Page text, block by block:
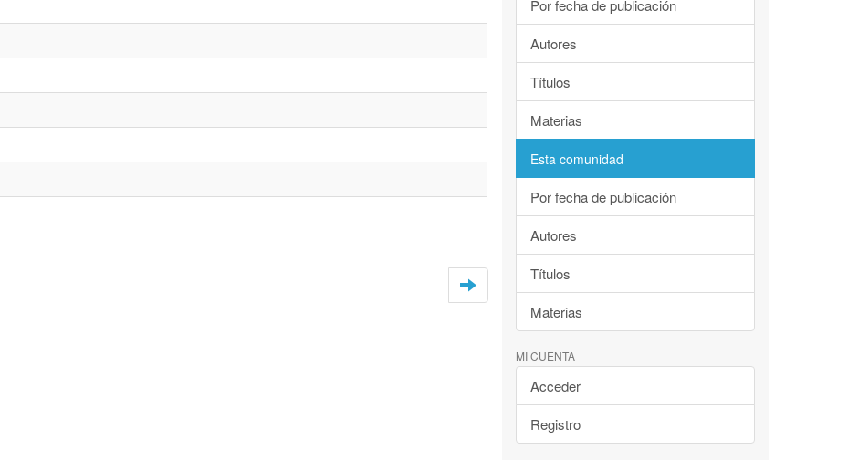
Por fecha de publicación
Autores
Títulos
Materias
Esta comunidad
Por fecha de publicación
Autores
Títulos
Materias
MI CUENTA
Acceder
Registro